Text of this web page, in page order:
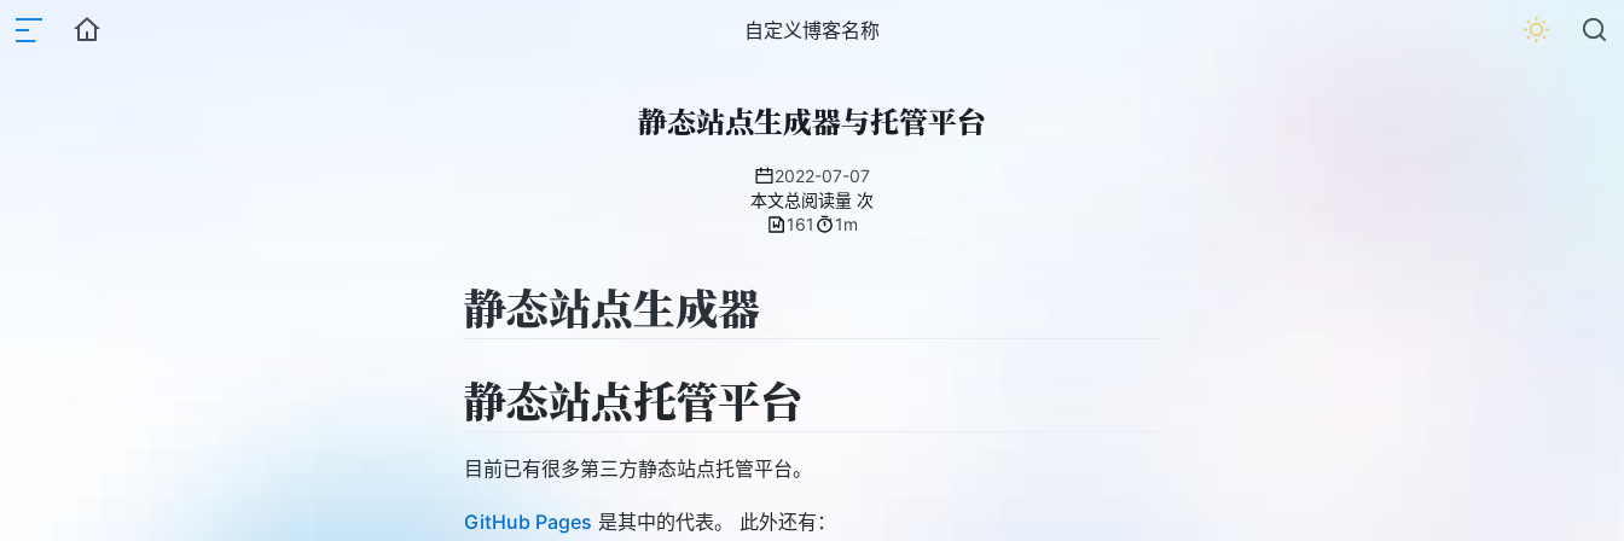
自定义博客名称
静态站点生成器与托管平台
2022-07-07
本文总阅读量 次
161
1m
静态站点生成器
静态站点托管平台
目前已有很多第三方静态站点托管平台。
GitHub Pages 是其中的代表。 此外还有：